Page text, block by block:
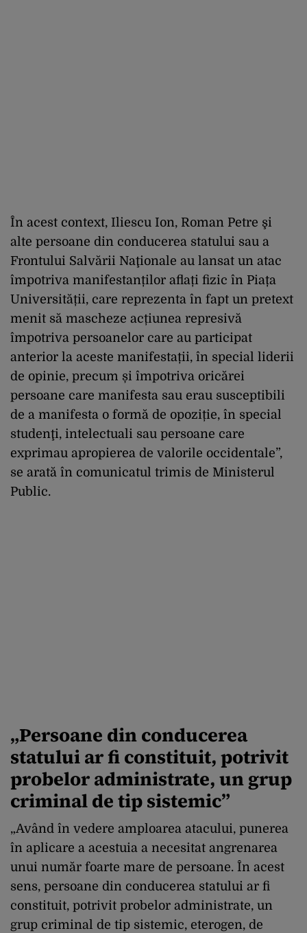
În acest context, Iliescu Ion, Roman Petre şi
alte persoane din conducerea statului sau a
Frontului Salvării Naţionale au lansat un atac
împotriva manifestanților aflați fizic în Piața
Universității, care reprezenta în fapt un pretext
menit să mascheze acțiunea represivă
împotriva persoanelor care au participat
anterior la aceste manifestații, în special liderii
de opinie, precum și împotriva oricărei
persoane care manifesta sau erau susceptibili
de a manifesta o formă de opoziție, în special
studenţi, intelectuali sau persoane care
exprimau apropierea de valorile occidentale”,
se arată în comunicatul trimis de Ministerul
Public.
„Persoane din conducerea
statului ar fi constituit, potrivit
probelor administrate, un grup
criminal de tip sistemic”
„Având în vedere amploarea atacului, punerea
în aplicare a acestuia a necesitat angrenarea
unui număr foarte mare de persoane. În acest
sens, persoane din conducerea statului ar fi
constituit, potrivit probelor administrate, un
grup criminal de tip sistemic, eterogen, de